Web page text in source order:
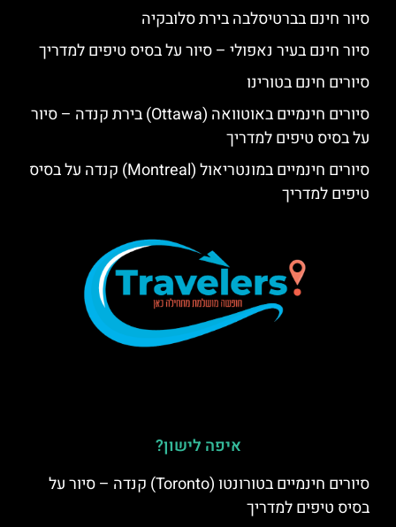
סיור חינם בברטיסלבה בירת סלובקיה
סיור חינם בעיר נאפולי – סיור על בסיס טיפים למדריך
סיורים חינם בטורינו
סיורים חינמיים באוטוואה (Ottawa) בירת קנדה – סיור
על בסיס טיפים למדריך
סיורים חינמיים במונטריאול (Montreal) קנדה על בסיס
טיפים למדריך
איפה לישון?
סיורים חינמיים בטורונטו (Toronto) קנדה – סיור על
בסיס טיפים למדריך